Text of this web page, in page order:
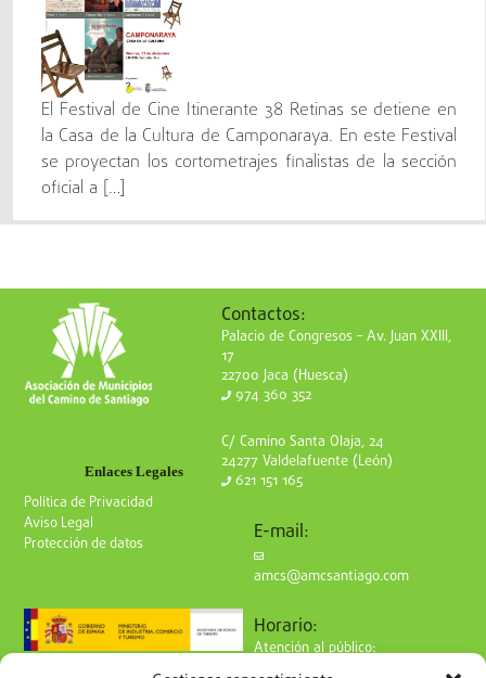
El Festival de Cine Itinerante 38 Retinas se detiene en
la Casa de la Cultura de Camponaraya. En este Festival
se proyectan los cortometrajes finalistas de la sección
oficial a […]
Enlaces Legales
Política de Privacidad
Aviso Legal
Protección de datos
Contactos:
Palacio de Congresos – Av. Juan XXIII,
17
22700 Jaca (Huesca)
974 360 352
C/ Camino Santa Olaja, 24
24277 Valdelafuente (León)
621 151 165
E-mail:
amcs@amcsantiago.com
Horario:
Atención al público: